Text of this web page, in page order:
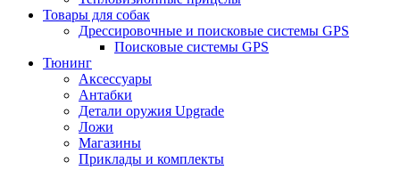
Товары для собак
Дрессировочные и поисковые системы GPS
Поисковые системы GPS
Тюнинг
Аксессуары
Антабки
Детали оружия Upgrade
Ложи
Магазины
Приклады и комплекты